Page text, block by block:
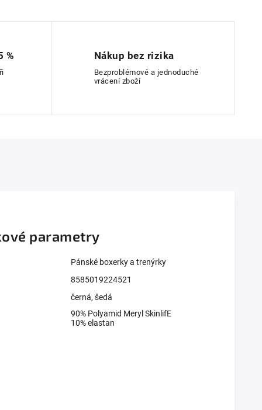
% Nákup bez rizika
Bezproblémové a jednoduché
vrácení zboží
parametry
Pánské boxerky a trenýrky
8585019224521
černá, šedá
90% Polyamid Meryl SkinlifE
10% elastan